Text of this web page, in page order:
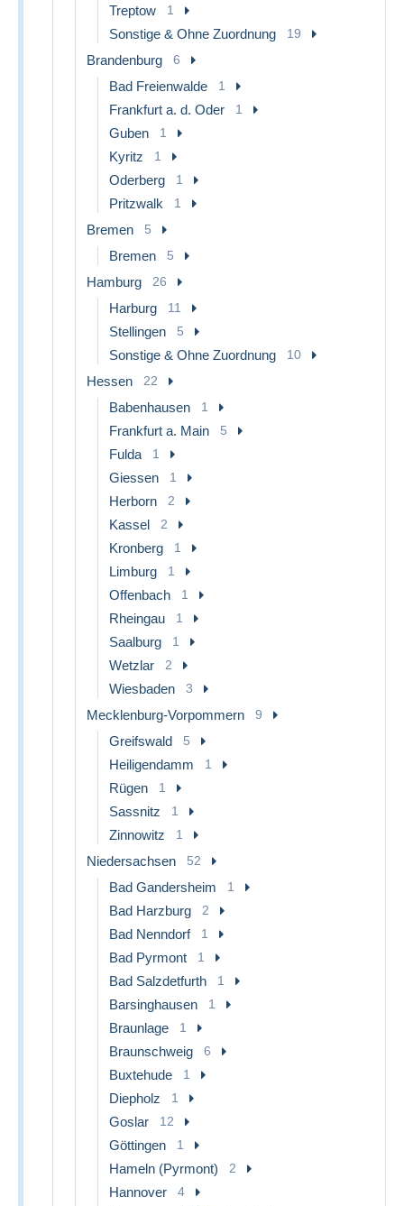
Treptow 1
Sonstige & Ohne Zuordnung 19
Brandenburg 6
Bad Freienwalde 1
Frankfurt a. d. Oder 1
Guben 1
Kyritz 1
Oderberg 1
Pritzwalk 1
Bremen 5
Bremen 5
Hamburg 26
Harburg 11
Stellingen 5
Sonstige & Ohne Zuordnung 10
Hessen 22
Babenhausen 1
Frankfurt a. Main 5
Fulda 1
Giessen 1
Herborn 2
Kassel 2
Kronberg 1
Limburg 1
Offenbach 1
Rheingau 1
Saalburg 1
Wetzlar 2
Wiesbaden 3
Mecklenburg-Vorpommern 9
Greifswald 5
Heiligendamm 1
Rügen 1
Sassnitz 1
Zinnowitz 1
Niedersachsen 52
Bad Gandersheim 1
Bad Harzburg 2
Bad Nenndorf 1
Bad Pyrmont 1
Bad Salzdetfurth 1
Barsinghausen 1
Braunlage 1
Braunschweig 6
Buxtehude 1
Diepholz 1
Goslar 12
Göttingen 1
Hameln (Pyrmont) 2
Hannover 4